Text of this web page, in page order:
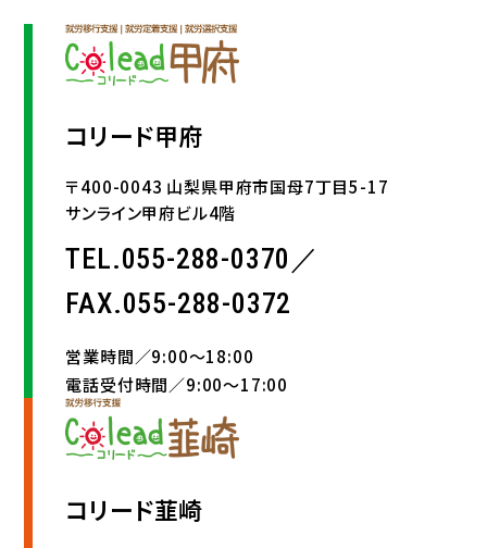
コリード甲府
〒400-0043 山梨県甲府市国母7丁目5-17
サンライン甲府ビル4階
TEL.055-288-0370／
FAX.055-288-0372
営業時間／9:00〜18:00
電話受付時間／9:00〜17:00
コリード韮崎